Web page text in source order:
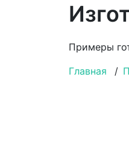
Примеры
Главная
/